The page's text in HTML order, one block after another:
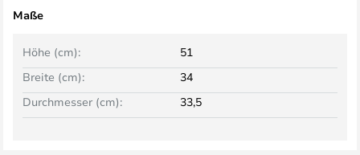
Maße
Breite (cm): 34
Höhe (cm): 51
Durchmesser (cm): 33,5